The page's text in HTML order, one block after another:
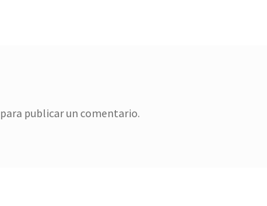
para publicar un comentario.